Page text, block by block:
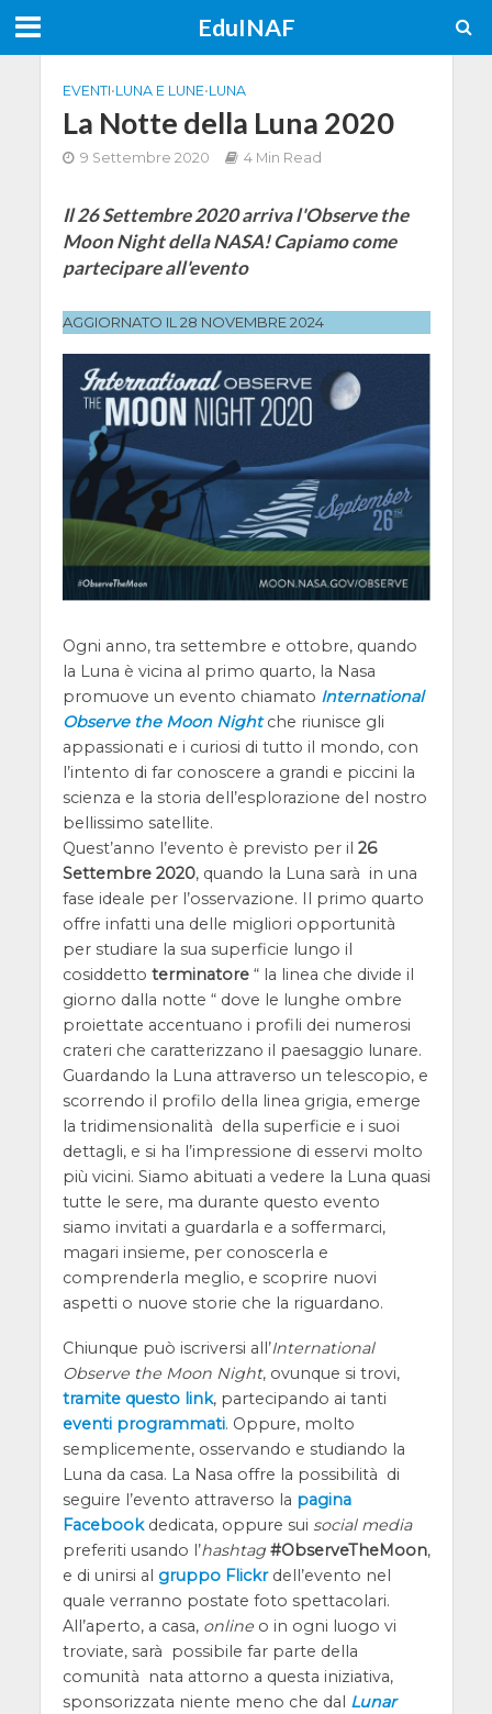
EduINAF
EVENTI•LUNA E LUNE•LUNA
La Notte della Luna 2020
9 Settembre 2020 4 Min Read
Il 26 Settembre 2020 arriva l'Observe the
Moon Night della NASA! Capiamo come
partecipare all'evento
AGGIORNATO IL 28 NOVEMBRE 2024
Ogni anno, tra settembre e ottobre, quando
la Luna è vicina al primo quarto, la Nasa
promuove un evento chiamato International
Observe the Moon Nightche riunisce gli
appassionati e i curiosi di tutto il mondo, con
l’intento di far conoscere a grandi e piccini la
scienza e la storia dell’esplorazione del nostro
bellissimo satellite.
Quest’anno l’evento è previsto per il 26
Settembre 2020, quando la Luna sarà in una
fase ideale per l’osservazione. Il primo quarto
offre infatti una delle migliori opportunità
per studiare la sua superficie lungo il
cosiddetto terminatore“ la linea che divide il
giorno dalla notte “ dove le lunghe ombre
proiettate accentuano i profili dei numerosi
crateri che caratterizzano il paesaggio lunare.
Guardando la Luna attraverso un telescopio, e
scorrendo il profilo della linea grigia, emerge
la tridimensionalità della superficie e i suoi
dettagli, e si ha l’impressione di esservi molto
più vicini. Siamo abituati a vedere la Luna quasi
tutte le sere, ma durante questo evento
siamo invitati a guardarla e a soffermarci,
magari insieme, per conoscerla e
comprenderla meglio, e scoprire nuovi
aspetti o nuove storie che la riguardano.
Chiunque può iscriversi all’International
Observe the Moon Night, ovunque si trovi,
tramite questo link, partecipando ai tanti
eventi programmati. Oppure, molto
semplicemente, osservando e studiando la
Luna da casa. La Nasa offre la possibilità di
seguire l’evento attraverso la pagina
Facebookdedicata, oppure sui social media
preferiti usando l’hashtag #ObserveTheMoon,
e di unirsi al gruppo Flickrdell’evento nel
quale verranno postate foto spettacolari.
All’aperto, a casa, onlineo in ogni luogo vi
troviate, sarà possibile far parte della
comunità nata attorno a questa iniziativa,
sponsorizzata niente meno che dal Lunar